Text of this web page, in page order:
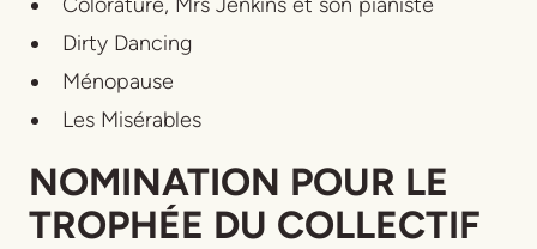
Dirty Dancing
Ménopause
Les Misérables
NOMINATION POUR LE
TROPHÉE DU COLLECTIF